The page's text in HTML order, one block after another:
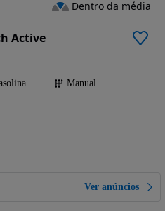
Active
Manual
Ver anúncios
Dentro da média